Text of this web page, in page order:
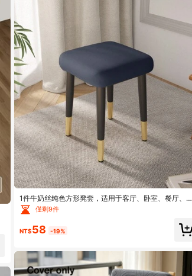
1件牛奶丝纯色方形凳套，适用于客厅、卧室、餐厅、书
房，四季皆宜，现代简约风格
僅剩9件
NT$58 -19%